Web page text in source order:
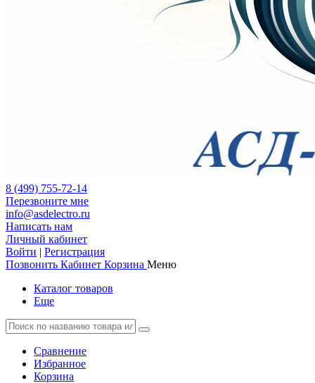
8 (499) 755-72-14
Перезвоните мне
info@asdelectro.ru
Написать нам
Личный кабинет
Войти | Регистрация
Позвонить Кабинет Корзина Меню
Каталог товаров
Еще
Сравнение
Избранное
Корзина